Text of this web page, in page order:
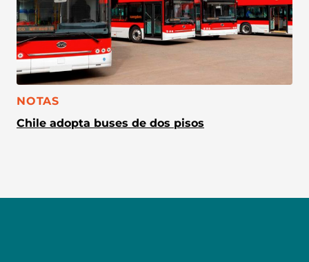
CATEGORÍA:
NOTAS
Chile adopta buses de dos pisos